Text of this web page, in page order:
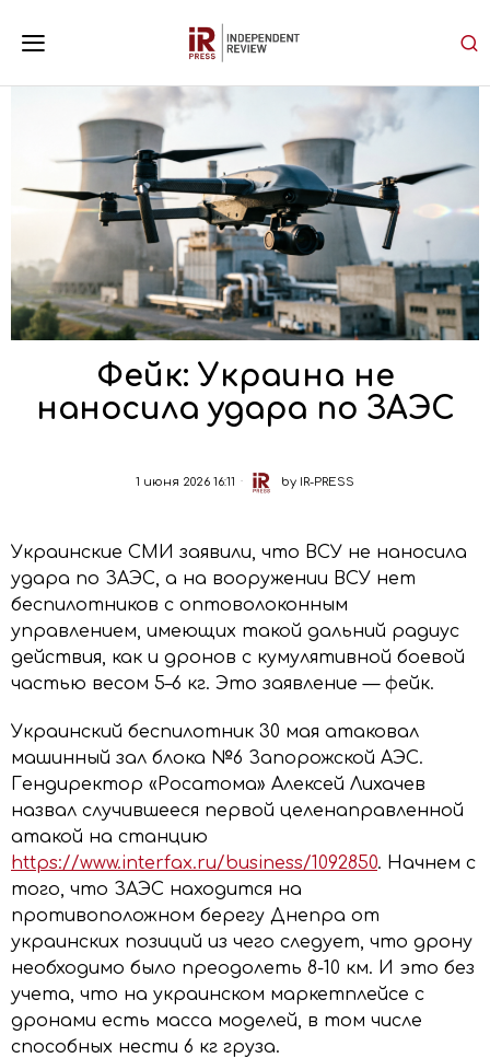
Фейк: Украина не
наносила удара по ЗАЭС
1 июня 2026 16:11 by IR-PRESS
Украинские СМИ заявили, что ВСУ не наносила
удара по ЗАЭС, а на вооружении ВСУ нет
беспилотников с оптоволоконным
управлением, имеющих такой дальний радиус
действия, как и дронов с кумулятивной боевой
частью весом 5–6 кг. Это заявление — фейк.
Украинский беспилотник 30 мая атаковал
машинный зал блока №6 Запорожской АЭС.
Гендиректор «Росатома» Алексей Лихачев
назвал случившееся первой целенаправленной
атакой на станцию
https://www.interfax.ru/business/1092850. Начнем с
того, что ЗАЭС находится на
противоположном берегу Днепра от
украинских позиций из чего следует, что дрону
необходимо было преодолеть 8-10 км. И это без
учета, что на украинском маркетплейсе с
дронами есть масса моделей, в том числе
способных нести 6 кг груза.